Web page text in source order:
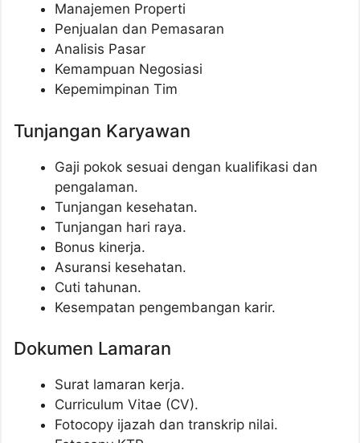
Manajemen Properti
Penjualan dan Pemasaran
Analisis Pasar
Kemampuan Negosiasi
Kepemimpinan Tim
Tunjangan Karyawan
Gaji pokok sesuai dengan kualifikasi dan
pengalaman.
Tunjangan kesehatan.
Tunjangan hari raya.
Bonus kinerja.
Asuransi kesehatan.
Cuti tahunan.
Kesempatan pengembangan karir.
Dokumen Lamaran
Surat lamaran kerja.
Curriculum Vitae (CV).
Fotocopy ijazah dan transkrip nilai.